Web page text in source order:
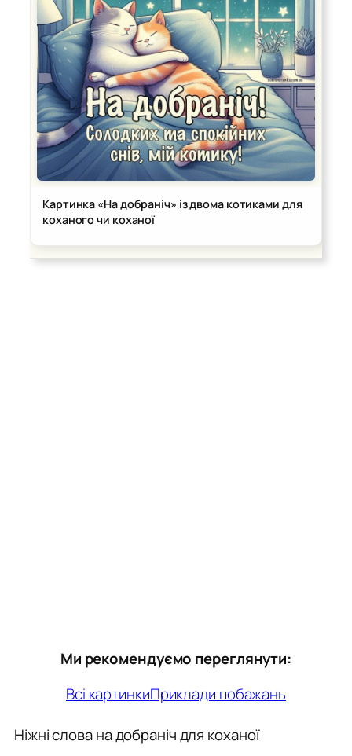
Картинка «На добраніч» із двома котиками для
коханого чи коханої
Ми рекомендуємо переглянути:
Всі картинкиПриклади побажань
Ніжні слова на добраніч для коханої